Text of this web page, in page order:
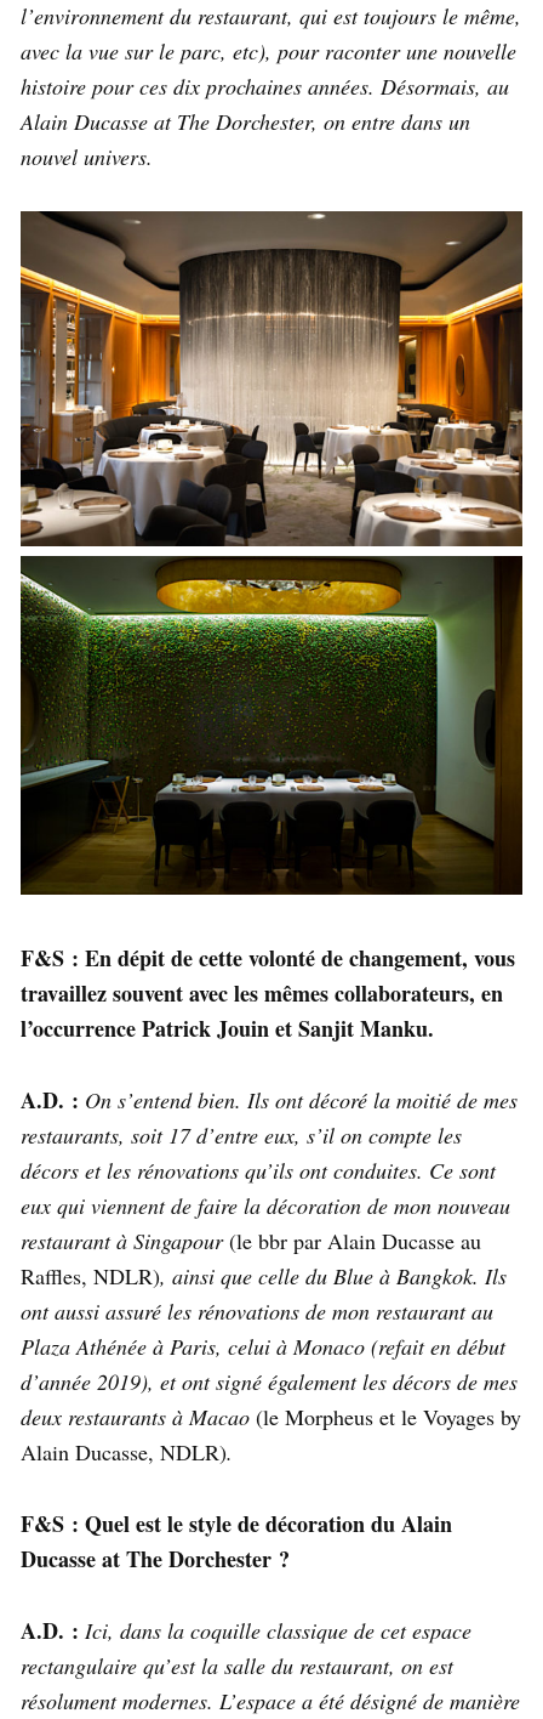
l’environnement du restaurant, qui est toujours le même,
avec la vue sur le parc, etc), pour raconter une nouvelle
histoire pour ces dix prochaines années. Désormais, au
Alain Ducasse at The Dorchester, on entre dans un
nouvel univers.
F&S : En dépit de cette volonté de changement, vous
travaillez souvent avec les mêmes collaborateurs, en
l’occurrence Patrick Jouin et Sanjit Manku.
A.D. : On s’entend bien. Ils ont décoré la moitié de mes
restaurants, soit 17 d’entre eux, s’il on compte les
décors et les rénovations qu’ils ont conduites. Ce sont
eux qui viennent de faire la décoration de mon nouveau
restaurant à Singapour(le bbr par Alain Ducasse au
Raffles, NDLR), ainsi que celle du Blue à Bangkok. Ils
ont aussi assuré les rénovations de mon restaurant au
Plaza Athénée à Paris, celui à Monaco (refait en début
d’année 2019), et ont signé également les décors de mes
deux restaurants à Macao (le Morpheus et le Voyages by
Alain Ducasse, NDLR).
F&S : Quel est le style de décoration du Alain
Ducasse at The Dorchester ?
A.D. : Ici, dans la coquille classique de cet espace
rectangulaire qu’est la salle du restaurant, on est
résolument modernes. L’espace a été désigné de manière